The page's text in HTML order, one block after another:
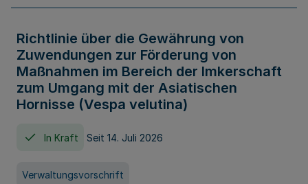
Richtlinie über die Gewährung von
Zuwendungen zur Förderung von
Maßnahmen im Bereich der Imkerschaft
zum Umgang mit der Asiatischen
Hornisse (Vespa velutina)
In Kraft Seit 14. Juli 2026
Verwaltungsvorschrift